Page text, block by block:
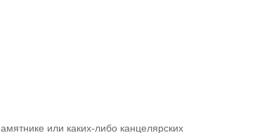
или каких-либо канцелярских